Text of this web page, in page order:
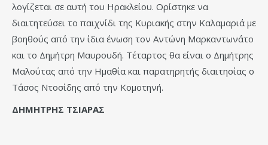
λογίζεται σε αυτή του Ηρακλείου. Ορίστηκε να
διαιτητεύσει το παιχνίδι της Κυριακής στην Καλαμαριά με
βοηθούς από την ίδια ένωση τον Αντώνη Μαρκαντωνάτο
και το Δημήτρη Μαυρουδή. Τέταρτος θα είναι ο Δημήτρης
Μαλούτας από την Ημαθία και παρατηρητής διαιτησίας ο
Τάσος Ντοσίδης από την Κομοτηνή.
ΔΗΜΗΤΡΗΣ ΤΣΙΑΡΑΣ